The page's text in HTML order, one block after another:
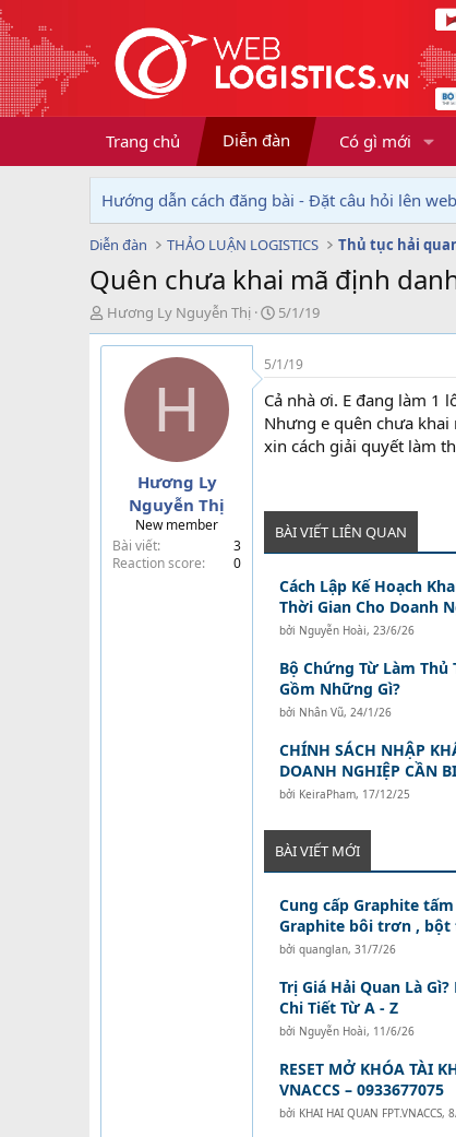
Trang chủ Diễn đàn Có gì mới
Hướng dẫn cách đăng bài - Đặt câu hỏi lên
Diễn đàn THẢO LUẬN LOGISTICS Thủ tục hải
Quên chưa khai mã định
T
h
r
Hương Ly Nguyễn Thị
N
g
y
g
ử
i
5/1/19
H
Hương Ly
Nguyễn Thị
New member
Bài viết
3
Reaction score
0
5/1/19
Cả nhà ơi. E đang làm 1
Nhưng e quên chưa
xin cách giải quyết làm
BÀI VIẾT LIÊN QUAN
Cách Lập Kế Hoạch
Thời Gian Cho Doanh
bởi Nguyễn Hoài, 23/6/26
Bộ Chứng Từ Làm Thủ
Gồm Những Gì?
bởi Nhân Vũ, 24/1/26
CHÍNH SÁCH NHẬP
DOANH NGHIỆP CẦN
bởi KeiraPham, 17/12/25
BÀI VIẾT MỚI
Cung cấp Graphite
Graphite bôi trơn , bột
bởi quanglan, 31/7/26
Trị Giá Hải Quan Là
Chi Tiết Từ A - Z
bởi Nguyễn Hoài, 11/6/26
RESET MỞ KHÓA TÀI
VNACCS – 0933677075
bởi KHAI HAI QUAN FPT.VNACCS,